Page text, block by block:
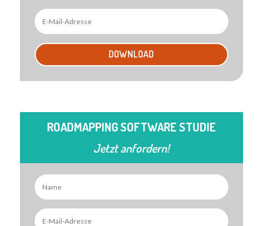
DOWNLOAD
ROADMAPPING SOFTWARE STUDIE
Jetzt anfordern!